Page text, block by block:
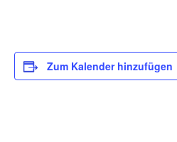
Zum Kalender hinzufügen